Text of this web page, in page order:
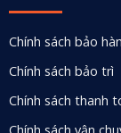
Chính sách bảo
Chính sách bảo trì
Chính sách thanh